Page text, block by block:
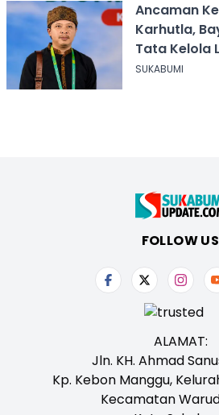
Ancaman
Karhutla,
Tata Kelola
Sukabumi
SUKABUMI
FOLLOW US
ALAMAT:
Jln. KH. Ahmad
Kp. Kebon Manggu,
Kecamatan